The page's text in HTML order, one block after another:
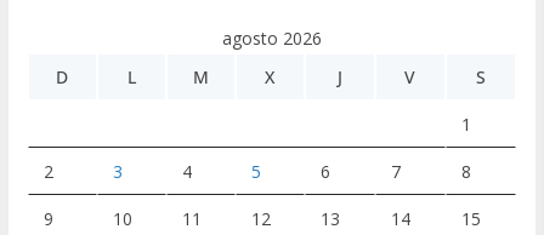
agosto 2026
D
L M X J V S
1
2 3 4 5 6 7 8
9 10 11 12 13 14 15